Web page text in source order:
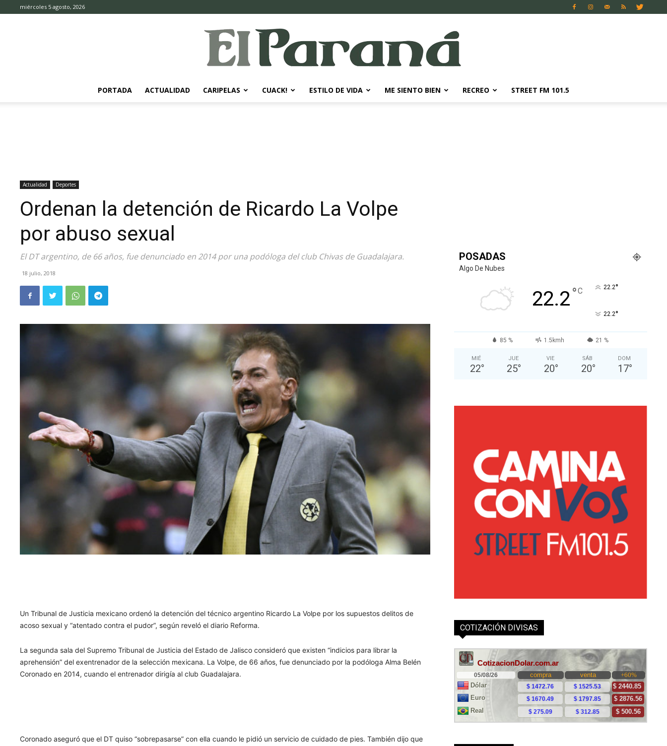
miércoles 5 agosto, 2026
PORTADA ACTUALIDAD CARIPELAS CUACK! ESTILO DE VIDA ME SIENTO BIEN RECREO STREET FM 101.5
Actualidad Deportes
Ordenan la detención de Ricardo La Volpe
por abuso sexual
El DT argentino, de 66 años, fue denunciado en 2014 por una podóloga del club Chivas de Guadalajara.
18 julio, 2018
Un Tribunal de Justicia mexicano ordenó la detención del técnico argentino Ricardo La Volpe por los supuestos delitos de
acoso sexual y “atentado contra el pudor”, según reveló el diario Reforma.
La segunda sala del Supremo Tribunal de Justicia del Estado de Jalisco consideró que existen “indicios para librar la
aprehensión” del exentrenador de la selección mexicana. La Volpe, de 66 años, fue denunciado por la podóloga Alma Belén
Coronado en 2014, cuando el entrenador dirigía al club Guadalajara.
Coronado aseguró que el DT quiso “sobrepasarse” con ella cuando le pidió un servicio de cuidado de pies. También dijo que
POSADAS
Algo De Nubes
22.2°C 22.2°
22.2°
85 % 1.5kmh 21 %
MIÉ
22°
JUE
25°
VIE
20°
SÁB
20°
DOM
17°
COTIZACIÓN DIVISAS